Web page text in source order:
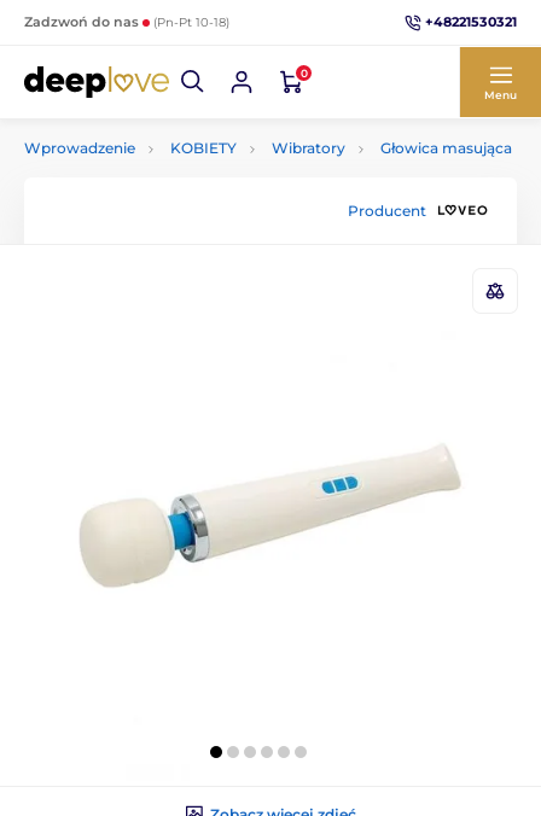
Zadzwoń do nas (Pn-Pt 10-18) +48221530321
0
Menu
Wprowadzenie KOBIETY Wibratory Głowica masująca
Producent